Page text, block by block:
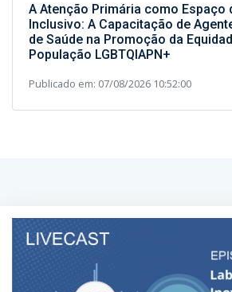
A Atenção Primária como Espaço
Inclusivo: A Capacitação de
de Saúde na Promoção da
População LGBTQIAPN+
Publicado em: 07/08/2026 10:52:00